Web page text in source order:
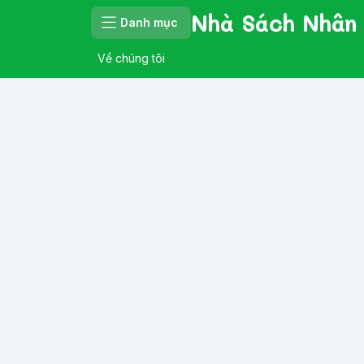
Danh mục Nhà Sách Nhân
Về chúng tôi